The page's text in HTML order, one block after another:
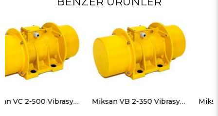
Miksan VC 2-500 Vibrasyon Motorları Trifaze (380V) 3000 Devir 500 Kg, 4905 N Miksan VB 2-350 Vibrasyon Motorları Trifaze (380V) 3000 Devir 340 Kg, 3335 N